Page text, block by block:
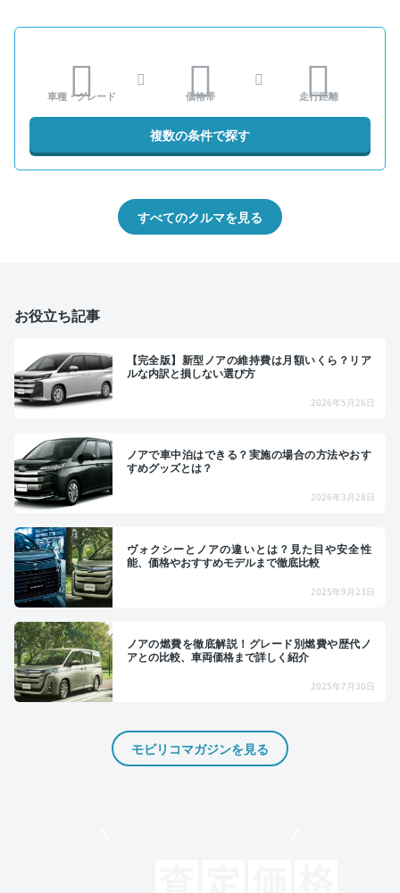
車種・グレード 価格帯 走行距離
複数の条件で探す
すべてのクルマを見る
お役立ち記事
【完全版】新型ノアの維持費は月額いくら？リア
ルな内訳と損しない選び方
2026年5月26日
ノアで車中泊はできる？実施の場合の方法やおす
すめグッズとは？
2026年3月28日
ヴォクシーとノアの違いとは？見た目や安全性
能、価格やおすすめモデルまで徹底比較
2025年9月23日
ノアの燃費を徹底解説！グレード別燃費や歴代ノ
アとの比較、車両価格まで詳しく紹介
2025年7月30日
モビリコマガジンを見る